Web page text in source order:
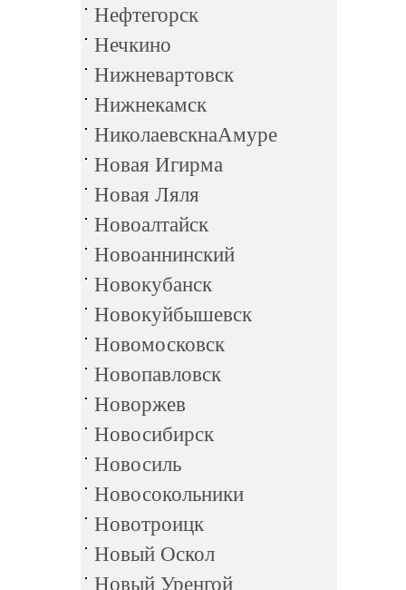
Нефтегорск
Нечкино
Нижневартовск
Нижнекамск
НиколаевскнаАмуре
Новая Игирма
Новая Ляля
Новоалтайск
Новоаннинский
Новокубанск
Новокуйбышевск
Новомосковск
Новопавловск
Новоржев
Новосибирск
Новосиль
Новосокольники
Новотроицк
Новый Оскол
Новый Уренгой